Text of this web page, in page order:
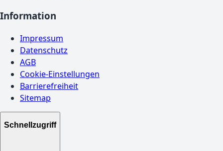
Information
Impressum
Datenschutz
AGB
Cookie-Einstellungen
Barrierefreiheit
Sitemap
Schnellzugriff